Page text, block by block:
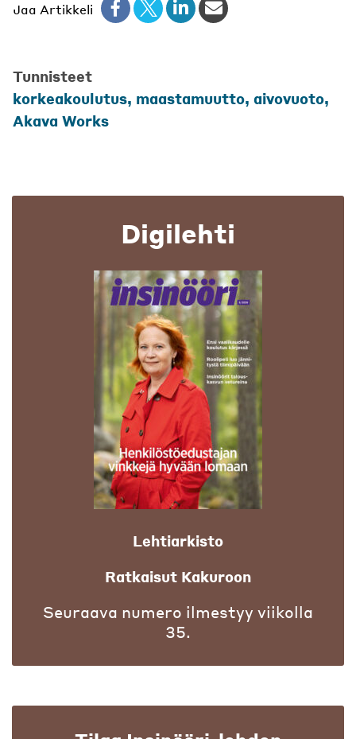
Jaa Artikkeli
Tunnisteet
korkeakoulutus, maastamuutto, aivovuoto,
Akava Works
Digilehti
Lehtiarkisto
Ratkaisut Kakuroon
Seuraava numero ilmestyy viikolla
35.